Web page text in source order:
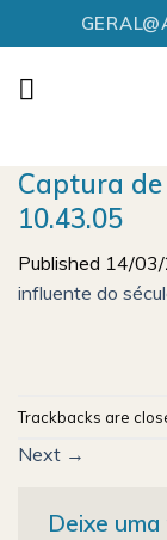
to
content
Captura
10.43.05
Published 14/
influente do
Trackbacks are
Next →
Deixe